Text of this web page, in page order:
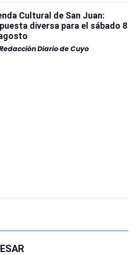
Cultural de San Juan:
diversa para el sábado 8
Diario de Cuyo